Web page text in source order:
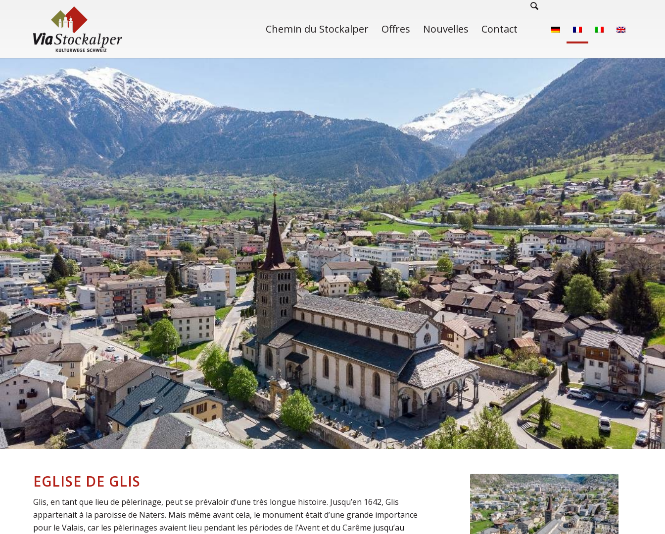
Chemin du Stockalper Offres Nouvelles Contact
EGLISE DE GLIS
Glis, en tant que lieu de pèlerinage, peut se prévaloir d’une très longue histoire. Jusqu’en 1642, Glis
appartenait à la paroisse de Naters. Mais même avant cela, le monument était d’une grande importance
pour le Valais, car les pèlerinages avaient lieu pendant les périodes de l’Avent et du Carême jusqu’au